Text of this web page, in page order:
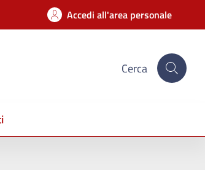
Accedi all'area personale
Cerca